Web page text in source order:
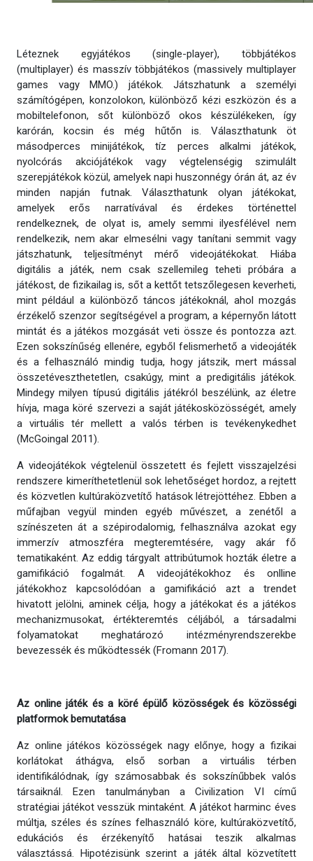
Léteznek egyjátékos (single-player), többjátékos
(multiplayer) és masszív többjátékos (massively multiplayer
games vagy MMO.) játékok. Játszhatunk a személyi
számítógépen, konzolokon, különböző kézi eszközön és a
mobiltelefonon, sőt különböző okos készülékeken, így
karórán, kocsin és még hűtőn is. Választhatunk öt
másodperces minijátékok, tíz perces alkalmi játékok,
nyolcórás akciójátékok vagy végtelenségig szimulált
szerepjátékok közül, amelyek napi huszonnégy órán át, az év
minden napján futnak. Választhatunk olyan játékokat,
amelyek erős narratívával és érdekes történettel
rendelkeznek, de olyat is, amely semmi ilyesfélével nem
rendelkezik, nem akar elmesélni vagy tanítani semmit vagy
játszhatunk, teljesítményt mérő videojátékokat. Hiába
digitális a játék, nem csak szellemileg teheti próbára a
játékost, de fizikailag is, sőt a kettőt tetszőlegesen keverheti,
mint például a különböző táncos játékoknál, ahol mozgás
érzékelő szenzor segítségével a program, a képernyőn látott
mintát és a játékos mozgását veti össze és pontozza azt.
Ezen sokszínűség ellenére, egyből felismerhető a videojáték
és a felhasználó mindig tudja, hogy játszik, mert mással
összetéveszthetetlen, csakúgy, mint a predigitális játékok.
Mindegy milyen típusú digitális játékról beszélünk, az életre
hívja, maga köré szervezi a saját játékosközösségét, amely
a virtuális tér mellett a valós térben is tevékenykedhet
(McGoingal 2011).
A videojátékok végtelenül összetett és fejlett visszajelzési
rendszere kimeríthetetlenül sok lehetőséget hordoz, a rejtett
és közvetlen kultúraközvetítő hatások létrejöttéhez. Ebben a
műfajban vegyül minden egyéb művészet, a zenétől a
színészeten át a szépirodalomig, felhasználva azokat egy
immerzív atmoszféra megteremtésére, vagy akár fő
tematikaként. Az eddig tárgyalt attribútumok hozták életre a
gamifikáció fogalmát. A videojátékokhoz és onlline
játékokhoz kapcsolódóan a gamifikáció azt a trendet
hivatott jelölni, aminek célja, hogy a játékokat és a játékos
mechanizmusokat, értékteremtés céljából, a társadalmi
folyamatokat meghatározó intézményrendszerekbe
bevezessék és működtessék (Fromann 2017).
Az online játék és a köré épülő közösségek és közösségi
platformok bemutatása
Az online játékos közösségek nagy előnye, hogy a fizikai
korlátokat áthágva, első sorban a virtuális térben
identifikálódnak, így számosabbak és sokszínűbbek valós
társaiknál. Ezen tanulmányban a Civilization VI című
stratégiai játékot vesszük mintaként. A játékot harminc éves
múltja, széles és színes felhasználó köre, kultúraközvetítő,
edukációs és érzékenyítő hatásai teszik alkalmas
választássá. Hipotézisünk szerint a játék által közvetített